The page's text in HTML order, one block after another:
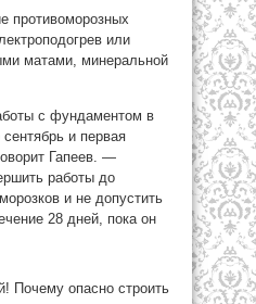
противоморозных
или
матами, минеральной
с фундаментом в
и первая
Гапеев. —
работы до
и не допустить
28 дней, пока он